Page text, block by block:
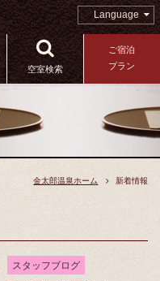
Language
空室検索
ご宿泊
プラン
金太郎温泉ホーム 新着情報
スタッフブログ